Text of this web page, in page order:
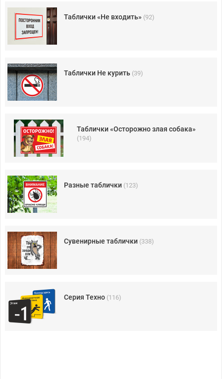
Таблички «Не входить» (92)
Таблички Не курить (39)
Таблички «Осторожно злая собака»
(194)
Разные таблички (123)
Сувенирные таблички (338)
Серия Техно (116)